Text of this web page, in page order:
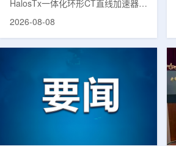
HalosTx一体化环形CT直线加速器在
南京医科大学第三附属医院(常州二
疗是肿瘤治疗的重要方式之一。传统
分体式放疗流程中，患者通常需要在
CT室与治疗室之间转运，治疗计划
也多依据此前采集的静态影像制定。
2026-08-08